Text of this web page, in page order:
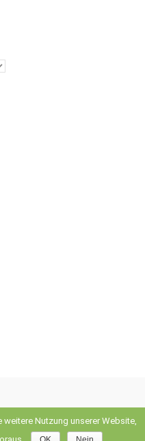
• Powered byWordPress
Nutzung unserer Website,